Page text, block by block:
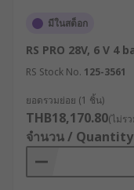
มีในสต็อก
RS PRO 28V, 6 V
RS Stock No. 125-3561
ยอดรวมย่อย (1 ชิ้น)
THB18,170.80(ไม่ร
จำนวน / Quantity